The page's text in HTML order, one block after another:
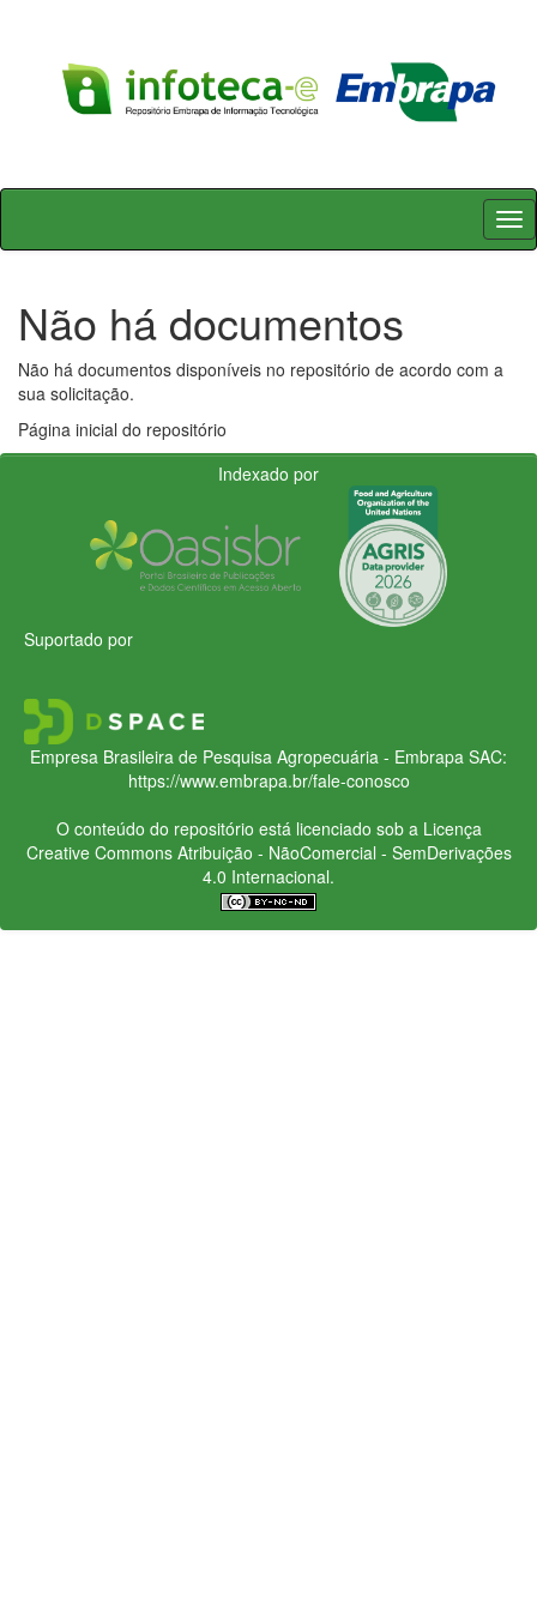
Skip
Não há documentos
Não há documentos disponíveis no repositório de acordo com a
sua solicitação.
Página inicial do repositório
Indexado por
Suportado por
Empresa Brasileira de Pesquisa Agropecuária - Embrapa SAC:
https://www.embrapa.br/fale-conosco
O conteúdo do repositório está licenciado sob a Licença
Creative CommonsAtribuição - NãoComercial - SemDerivações
4.0 Internacional.